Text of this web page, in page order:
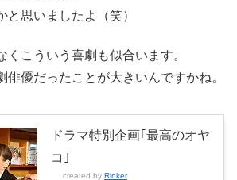
思いましたよ（笑）
くこういう喜劇も似合います。
俳優だったことが大きいんですかね。
ドラマ特別企画｢最高のオヤ
コ｣
created by Rinker